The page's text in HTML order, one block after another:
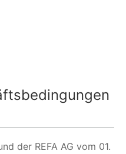
der REFA AG vom 01.